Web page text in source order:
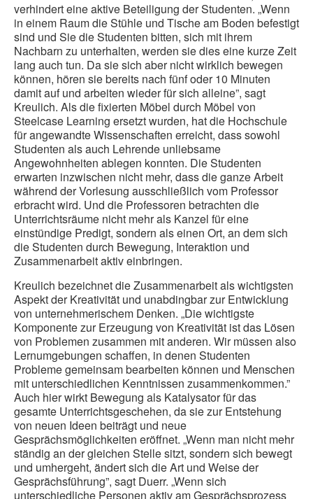
verhindert eine aktive Beteiligung der Studenten. „Wenn
in einem Raum die Stühle und Tische am Boden befestigt
sind und Sie die Studenten bitten, sich mit ihrem
Nachbarn zu unterhalten, werden sie dies eine kurze Zeit
lang auch tun. Da sie sich aber nicht wirklich bewegen
können, hören sie bereits nach fünf oder 10 Minuten
damit auf und arbeiten wieder für sich alleine”, sagt
Kreulich. Als die fixierten Möbel durch Möbel von
Steelcase Learning ersetzt wurden, hat die Hochschule
für angewandte Wissenschaften erreicht, dass sowohl
Studenten als auch Lehrende unliebsame
Angewohnheiten ablegen konnten. Die Studenten
erwarten inzwischen nicht mehr, dass die ganze Arbeit
während der Vorlesung ausschließlich vom Professor
erbracht wird. Und die Professoren betrachten die
Unterrichtsräume nicht mehr als Kanzel für eine
einstündige Predigt, sondern als einen Ort, an dem sich
die Studenten durch Bewegung, Interaktion und
Zusammenarbeit aktiv einbringen.
Kreulich bezeichnet die Zusammenarbeit als wichtigsten
Aspekt der Kreativität und unabdingbar zur Entwicklung
von unternehmerischem Denken. „Die wichtigste
Komponente zur Erzeugung von Kreativität ist das Lösen
von Problemen zusammen mit anderen. Wir müssen also
Lernumgebungen schaffen, in denen Studenten
Probleme gemeinsam bearbeiten können und Menschen
mit unterschiedlichen Kenntnissen zusammenkommen.”
Auch hier wirkt Bewegung als Katalysator für das
gesamte Unterrichtsgeschehen, da sie zur Entstehung
von neuen Ideen beiträgt und neue
Gesprächsmöglichkeiten eröffnet. „Wenn man nicht mehr
ständig an der gleichen Stelle sitzt, sondern sich bewegt
und umhergeht, ändert sich die Art und Weise der
Gesprächsführung”, sagt Duerr. „Wenn sich
unterschiedliche Personen aktiv am Gesprächsprozess